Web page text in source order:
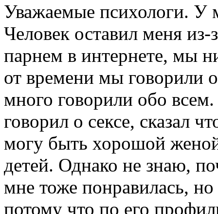
Уважаемые психологи. У
Человек оставил меня
парнем в интернете, мы
от времени мы говорили
много говорили обо
говорил о сексе, сказал
могу быть хорошой
детей. Однако не знаю,
мне тоже понравилась,
потому что по его